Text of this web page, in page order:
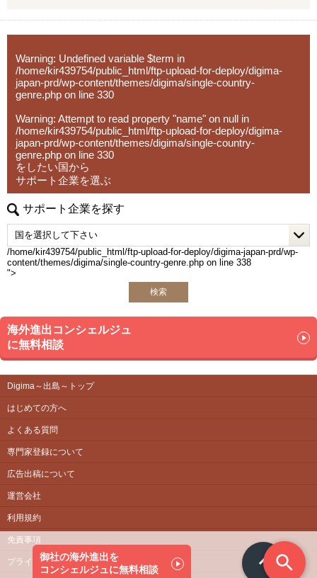
Warning: Undefined variable $term in
/home/kir439754/public_html/ftp-upload-for-deploy/digima-
japan-prd/wp-content/themes/digima/single-country-
genre.php on line 330
Warning: Attempt to read property "name" on null in
/home/kir439754/public_html/ftp-upload-for-deploy/digima-
japan-prd/wp-content/themes/digima/single-country-
genre.php on line 330
をしたい国から
サポート企業を選ぶ
サポート企業を探す
/home/kir439754/public_html/ftp-upload-for-deploy/digima-japan-prd/wp-
content/themes/digima/single-country-genre.php on line 338
">
検索
海外進出コンシェルジュ
に無料相談
御社の海外進出を
コンシェルジュに無料相談
Digima～出島～トップ
はじめての方へ
よくある質問
専門家登録について
広告出稿について
運営会社
利用規約
免責事項
プライバシーポリシー